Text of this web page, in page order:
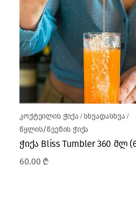
კოქტეილის ჭიქა
სხვადასხვა
წყლის/წვენის ჭიქა
ჭიქა Bliss Tumbler 360 მლ
60.00 ₾